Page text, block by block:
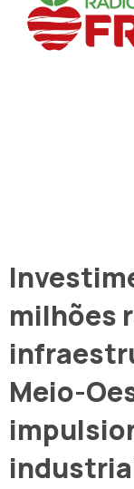
milhões
Meio-